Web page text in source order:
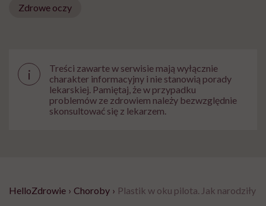
Zdrowe oczy
i
Treści zawarte w serwisie mają wyłącznie
charakter informacyjny i nie stanowią porady
lekarskiej. Pamiętaj, że w przypadku
problemów ze zdrowiem należy bezwzględnie
skonsultować się z lekarzem.
HelloZdrowie › Choroby › Plastik w oku pilota. Jak narodziły